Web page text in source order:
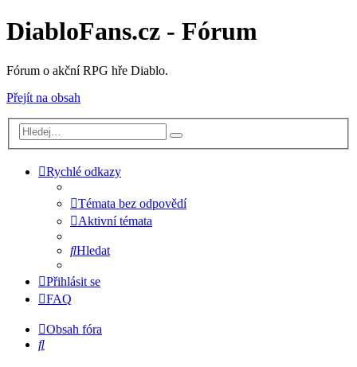
DiabloFans.cz - Fórum
Fórum o akční RPG hře Diablo.
Přejít na obsah
Rychlé odkazy
Témata bez odpovědí
Aktivní témata
Hledat
Přihlásit se
FAQ
Obsah fóra
Hledat